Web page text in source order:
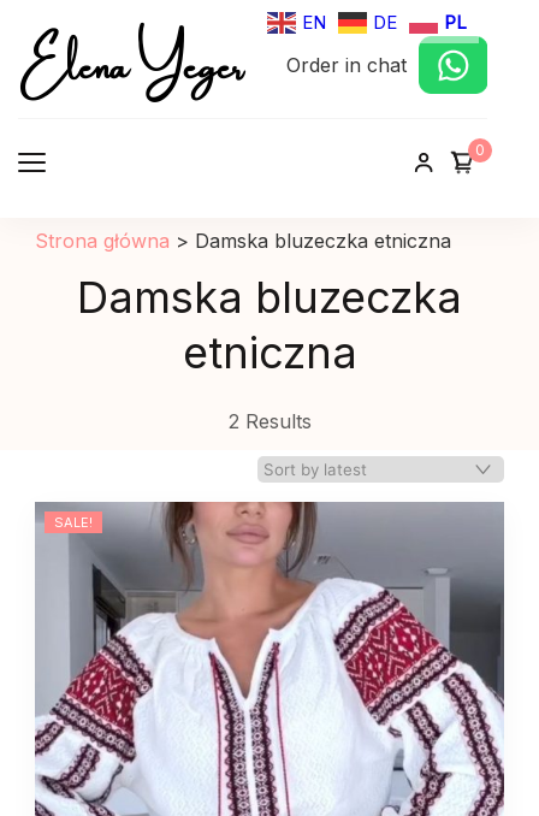
EN DE PL
Elena Yeger
Sklep internetowy odziez damska
Order in chat
0
Strona główna > Damska bluzeczka etniczna
Damska bluzeczka
etniczna
2 Results
SALE!